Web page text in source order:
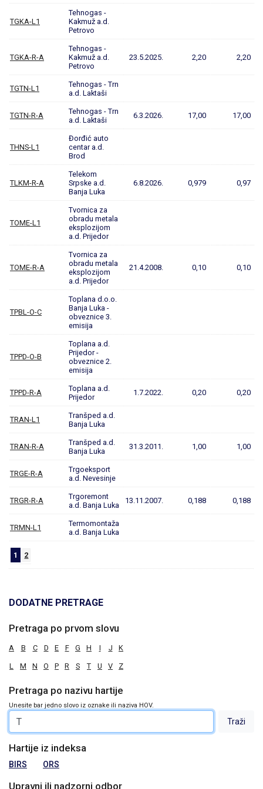
TGKA-L1
Tehnogas -
Kakmuž a.d.
Petrovo
TGKA-R-A
Tehnogas -
Kakmuž a.d.
Petrovo
23.5.2025. 2,20 2,20
TGTN-L1
Tehnogas - Trn
a.d. Laktaši
TGTN-R-A
Tehnogas - Trn
a.d. Laktaši
6.3.2026. 17,00 17,00
THNS-L1
Đorđić auto
centar a.d.
Brod
TLKM-R-A
Telekom
Srpske a.d.
Banja Luka
6.8.2026. 0,979 0,97
TOME-L1
Tvornica za
obradu metala
eksplozijom
a.d. Prijedor
TOME-R-A
Tvornica za
obradu metala
eksplozijom
a.d. Prijedor
21.4.2008. 0,10 0,10
TPBL-O-C
Toplana d.o.o.
Banja Luka -
obveznice 3.
emisija
TPPD-O-B
Toplana a.d.
Prijedor -
obveznice 2.
emisija
TPPD-R-A
Toplana a.d.
Prijedor
1.7.2022. 0,20 0,20
TRAN-L1
Tranšped a.d.
Banja Luka
TRAN-R-A
Tranšped a.d.
Banja Luka
31.3.2011. 1,00 1,00
TRGE-R-A
Trgoeksport
a.d. Nevesinje
TRGR-R-A
Trgoremont
a.d. Banja Luka
13.11.2007. 0,188 0,188
TRMN-L1
Termomontaža
a.d. Banja Luka
1 2
DODATNE PRETRAGE
Pretraga po prvom slovu
A B C D E F G H I J K
L M N O P R S T U V Z
Pretraga po nazivu hartije
Unesite bar jedno slovo iz oznake ili naziva HOV.
Hartije iz indeksa
BIRS ORS
Upravni ili nadzorni odbor